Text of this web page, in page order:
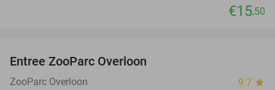
€15,50
TODAY
Entree ZooParc Overloon
ZooParc Overloon 9.7 star